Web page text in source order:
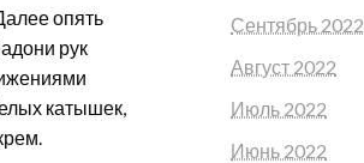
опять
рук
катышек,
Сентябрь 2022
Август 2022
Июль 2022
Июнь 2022